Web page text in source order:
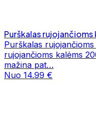
Purškalas
Purškalas
rujojančioms kalėms
mažina pat…
Nuo 14.99 €